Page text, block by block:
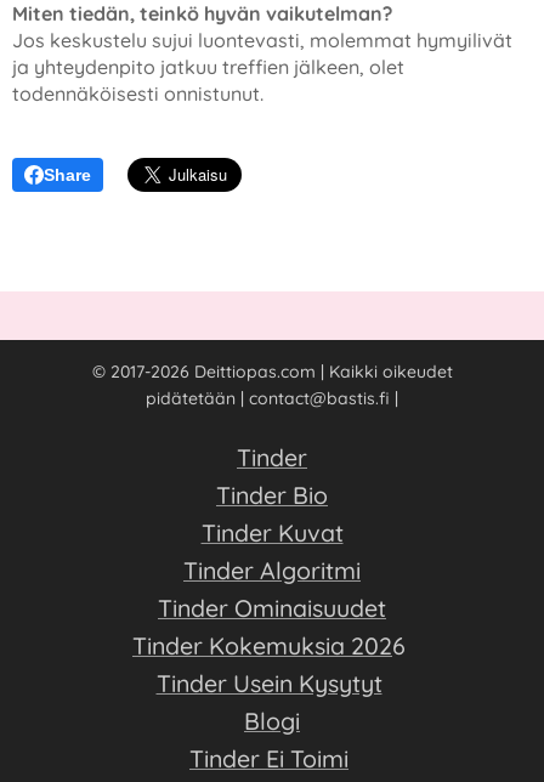
Miten tiedän, teinkö hyvän vaikutelman?
Jos keskustelu sujui luontevasti, molemmat hymyilivät
ja yhteydenpito jatkuu treffien jälkeen, olet
todennäköisesti onnistunut.
Share
© 2017-2026 Deittiopas.com | Kaikki oikeudet
pidätetään | contact@bastis.fi |
Tinder
Tinder Bio
Tinder Kuvat
Tinder Algoritmi
Tinder Ominaisuudet
Tinder Kokemuksia 2026
Tinder Usein Kysytyt
Blogi
Tinder Ei Toimi